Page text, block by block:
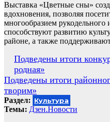
Выставка «Цветные сны»
вдохновения, позволяя
многообразием рукодельного
способствуют развитию
районе, а также
Навигация
по
записям
Подведены итоги
родная»
Подведены итоги
творим»
Раздел: Культура
Темы: Дзен.Новости